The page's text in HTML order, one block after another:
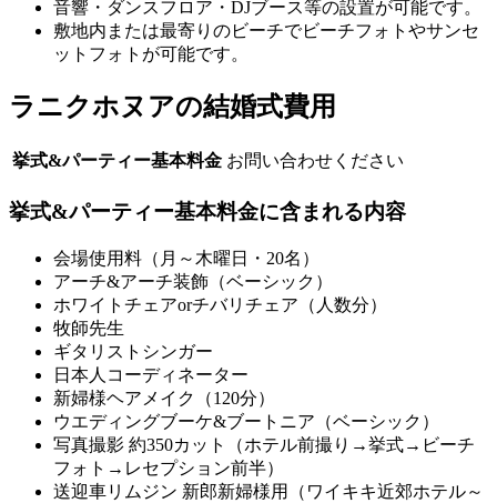
音響・ダンスフロア・DJブース等の設置が可能です。
敷地内または最寄りのビーチでビーチフォトやサンセ
ットフォトが可能です。
ラニクホヌアの結婚式費用
挙式&パーティー基本料金 お問い合わせください
挙式&パーティー基本料金に含まれる内容
会場使用料（月～木曜日・20名）
アーチ&アーチ装飾（ベーシック）
ホワイトチェアorチバリチェア（人数分）
牧師先生
ギタリストシンガー
日本人コーディネーター
新婦様ヘアメイク（120分）
ウエディングブーケ&ブートニア（ベーシック）
写真撮影 約350カット（ホテル前撮り→挙式→ビーチ
フォト→レセプション前半）
送迎車リムジン 新郎新婦様用（ワイキキ近郊ホテル～